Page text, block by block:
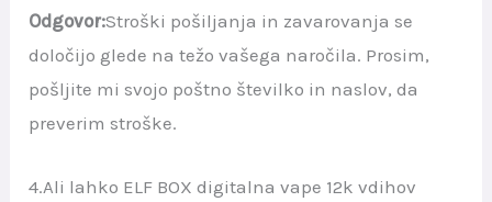
Odgovor:Stroški pošiljanja in zavarovanja se
določijo glede na težo vašega naročila. Prosim,
pošljite mi svojo poštno številko in naslov, da
preverim stroške.
4.Ali lahko ELF BOX digitalna vape 12k vdihov